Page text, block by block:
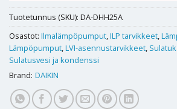
Tuotetunnus (SKU): DA-DHH25A
Osastot: Ilmalämpöpumput,ILP tarvikkeet,
Lämpöpumput,LVI-asennustarvikkeet,
Sulatusvesi ja kondenssi
Brand: DAIKIN